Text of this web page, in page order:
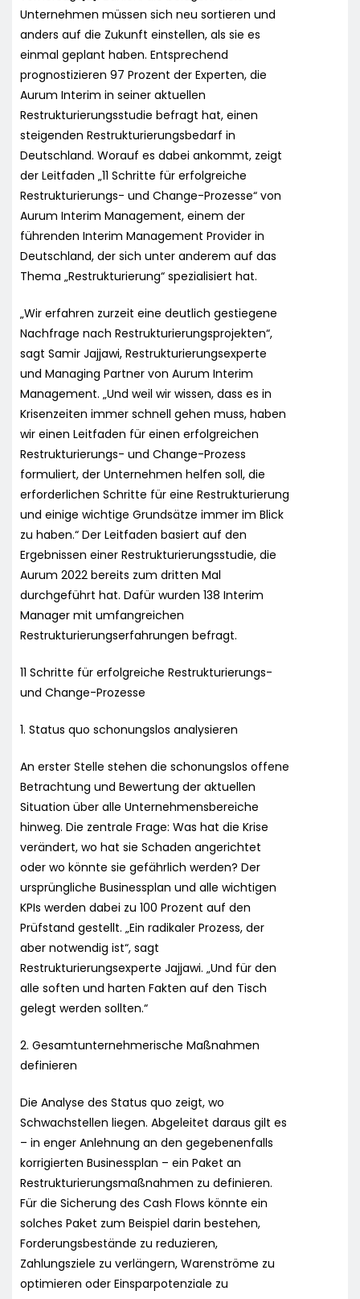
Unternehmen müssen sich neu sortieren und
anders auf die Zukunft einstellen, als sie es
einmal geplant haben. Entsprechend
prognostizieren 97 Prozent der Experten, die
Aurum Interim in seiner aktuellen
Restrukturierungsstudie befragt hat, einen
steigenden Restrukturierungsbedarf in
Deutschland. Worauf es dabei ankommt, zeigt
der Leitfaden „11 Schritte für erfolgreiche
Restrukturierungs- und Change-Prozesse“ von
Aurum Interim Management, einem der
führenden Interim Management Provider in
Deutschland, der sich unter anderem auf das
Thema „Restrukturierung“ spezialisiert hat.
„Wir erfahren zurzeit eine deutlich gestiegene
Nachfrage nach Restrukturierungsprojekten“,
sagt Samir Jajjawi, Restrukturierungsexperte
und Managing Partner von Aurum Interim
Management. „Und weil wir wissen, dass es in
Krisenzeiten immer schnell gehen muss, haben
wir einen Leitfaden für einen erfolgreichen
Restrukturierungs- und Change-Prozess
formuliert, der Unternehmen helfen soll, die
erforderlichen Schritte für eine Restrukturierung
und einige wichtige Grundsätze immer im Blick
zu haben.“ Der Leitfaden basiert auf den
Ergebnissen einer Restrukturierungsstudie, die
Aurum 2022 bereits zum dritten Mal
durchgeführt hat. Dafür wurden 138 Interim
Manager mit umfangreichen
Restrukturierungserfahrungen befragt.
11 Schritte für erfolgreiche Restrukturierungs-
und Change-Prozesse
1. Status quo schonungslos analysieren
An erster Stelle stehen die schonungslos offene
Betrachtung und Bewertung der aktuellen
Situation über alle Unternehmensbereiche
hinweg. Die zentrale Frage: Was hat die Krise
verändert, wo hat sie Schaden angerichtet
oder wo könnte sie gefährlich werden? Der
ursprüngliche Businessplan und alle wichtigen
KPIs werden dabei zu 100 Prozent auf den
Prüfstand gestellt. „Ein radikaler Prozess, der
aber notwendig ist“, sagt
Restrukturierungsexperte Jajjawi. „Und für den
alle soften und harten Fakten auf den Tisch
gelegt werden sollten.“
2. Gesamtunternehmerische Maßnahmen
definieren
Die Analyse des Status quo zeigt, wo
Schwachstellen liegen. Abgeleitet daraus gilt es
– in enger Anlehnung an den gegebenenfalls
korrigierten Businessplan – ein Paket an
Restrukturierungsmaßnahmen zu definieren.
Für die Sicherung des Cash Flows könnte ein
solches Paket zum Beispiel darin bestehen,
Forderungsbestände zu reduzieren,
Zahlungsziele zu verlängern, Warenströme zu
optimieren oder Einsparpotenziale zu